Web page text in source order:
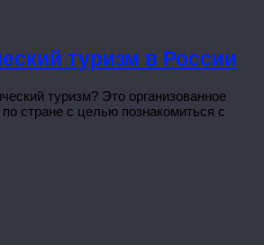
туризм в России
туризм? Это организованное
стране с целью познакомиться с